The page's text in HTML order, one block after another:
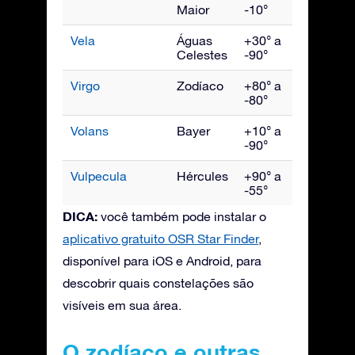
Maior
-10°
Vela
Águas
Celestes
+30° a
-90°
Virgo Zodíaco
+80° a
-80°
Volans Bayer
+10° a
-90°
Vulpecula Hércules
+90° a
-55°
DICA: você também pode instalar o
aplicativo gratuito OSR Star Finder,
disponível para iOS e Android, para
descobrir quais constelações são
visíveis em sua área.